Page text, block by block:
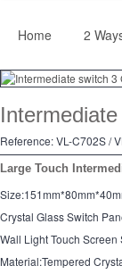
Switch
Dimmer
2 Ways
Accessories
Pièces
Home 2
Reference:VL-C702S /
Large Touch
Crystal Glass Switch
Wall Light Touch Screen
Material:Tempered